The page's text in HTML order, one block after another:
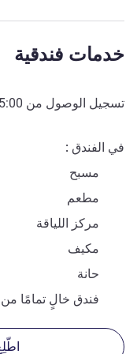
خدمات فندقية
تسجيل الوصول من
في الفندق
مسبح
مطعم
مركز اللياقة
مكيف
حانة
فندق خالٍ تمامًا من